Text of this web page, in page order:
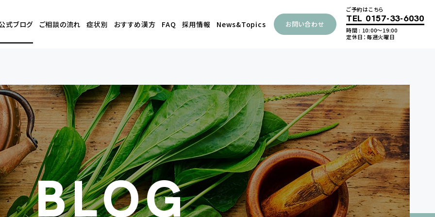
式ブログ ご相談の流れ 症状別 おすすめ漢方 FAQ 採用情報 News&Topics お問い合わせ
ご予約はこちら
TEL 0157-33-6030
時間 : 10:00～19:00
定休日：毎週火曜日
BLOG